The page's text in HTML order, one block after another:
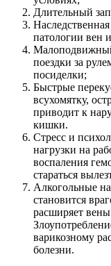
Длительный
патологии вен
поездки за
посиделки;
Быстрые
всухомятку,
приводит к
кишки.
Стресс и
нагрузки на
воспаления
стараться
Алкогольные
становится
расширяет
варикозному
болезни.